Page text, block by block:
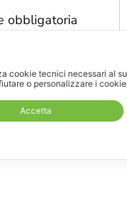
obbligatoria
cookie tecnici necessari al
o personalizzare i
Accetta